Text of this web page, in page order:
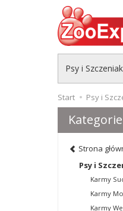
Psy i
Start Psy i
Kategorie
Strona
Psy i
Karmy
Karmy
Karmy